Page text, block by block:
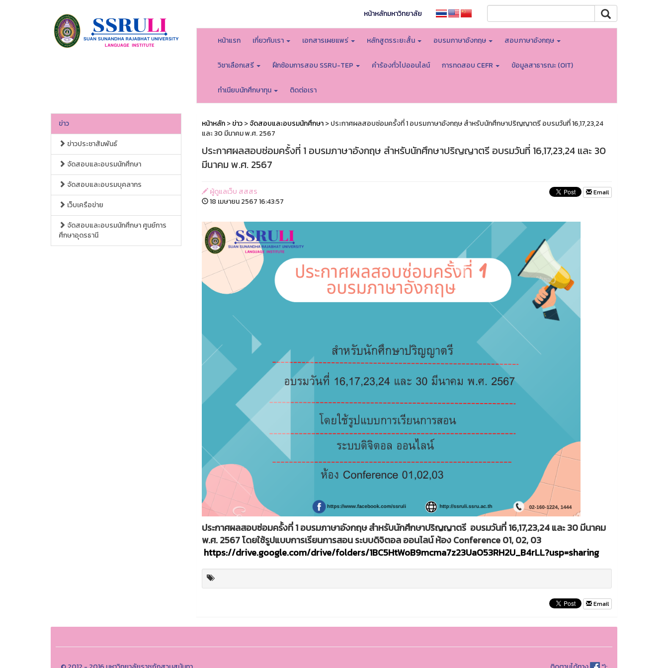
หน้าหลักมหาวิทยาลัย
หน้าแรก เกี่ยวกับเรา เอกสารเผยแพร่ หลักสูตรระยะสั้น อบรมภาษาอังกฤษ สอบภาษาอังกฤษ
วิชาเลือกเสรี ฝึกซ้อมการสอบ SSRU-TEP คำร้องทั่วไปออนไลน์ การทดสอบ CEFR ข้อมูลสาธารณะ (OIT)
ทำเนียบนักศึกษาทุน ติดต่อเรา
ข่าว
ข่าวประชาสัมพันธ์
จัดสอบและอบรมนักศึกษา
จัดสอบและอบรมบุคลากร
เว็บเครือข่าย
จัดสอบและอบรมนักศึกษา ศูนย์การ
ศึกษาอุดรธานี
หน้าหลัก>ข่าว>จัดสอบและอบรมนักศึกษา> ประกาศผลสอบซ่อมครั้งที่ 1 อบรมภาษาอังกฤษ สำหรับนักศึกษาปริญญาตรี อบรมวันที่ 16,17,23,24
และ 30 มีนาคม พ.ศ. 2567
ประกาศผลสอบซ่อมครั้งที่ 1 อบรมภาษาอังกฤษ สำหรับนักศึกษาปริญญาตรี อบรมวันที่ 16,17,23,24 และ 30
มีนาคม พ.ศ. 2567
ผู้ดูแลเว็บ สสสร
18 เมษายน 2567 16:43:57
Email
ประกาศผลสอบซ่อมครั้งที่ 1 อบรมภาษาอังกฤษ สำหรับนักศึกษาปริญญาตรี อบรมวันที่ 16,17,23,24 และ 30 มีนาคม
พ.ศ. 2567 โดยใช้รูปแบบการเรียนการสอน ระบบดิจิตอล ออนไลน์ ห้อง Conference 01, 02, 03
https://drive.google.com/drive/folders/1BC5HtWoB9mcma7z23UaO53RH2U_B4rLL?usp=sharing
Email